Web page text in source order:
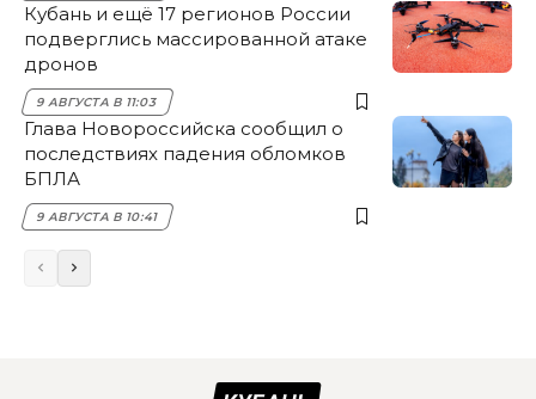
Кубань и ещё 17 регионов России
подверглись массированной атаке
дронов
9 АВГУСТА В 11:03
Глава Новороссийска сообщил о
последствиях падения обломков
БПЛА
9 АВГУСТА В 10:41